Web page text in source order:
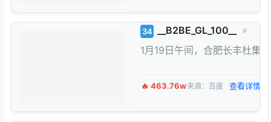
34 __B2BE_GL_100__ #
1月19日午间，合肥长丰杜集
🔥 463.76w来源：百度 查看详情 →